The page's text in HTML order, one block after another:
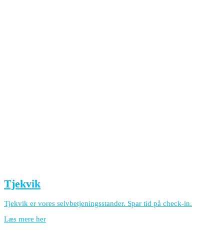
Tjekvik
Tjekvik er vores selvbetjeningsstander. Spar tid på check-in.
Læs mere her